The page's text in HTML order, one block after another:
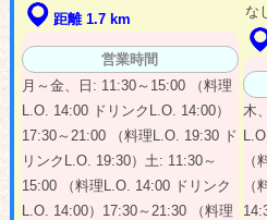
距離 1.7 km
営業時間
月～金、日: 11:30～15:00 （料理
L.O. 14:00 ドリンクL.O. 14:00）
17:30～21:00 （料理L.O. 19:30 ド
リンクL.O. 19:30）土: 11:30～
15:00 （料理L.O. 14:00 ドリンク
L.O. 14:00）17:30～21:30 （料理
な
木